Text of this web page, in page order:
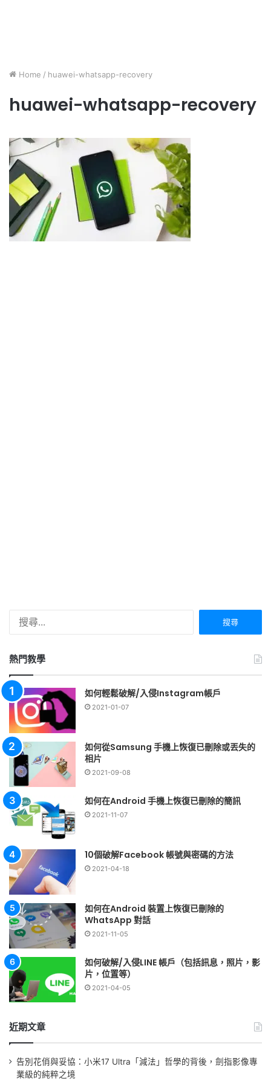
Home / huawei-whatsapp-recovery
huawei-whatsapp-recovery
熱門教學
如何輕鬆破解/入侵Instagram帳戶
2021-01-07
如何從Samsung 手機上恢復已刪除或丟失的
相片
2021-09-08
如何在Android 手機上恢復已刪除的簡訊
2021-11-07
10個破解Facebook 帳號與密碼的方法
2021-04-18
如何在Android 裝置上恢復已刪除的
WhatsApp 對話
2021-11-05
如何破解/入侵LINE 帳戶（包括訊息，照片，影
片，位置等）
2021-04-05
近期文章
告別花俏與妥協：小米17 Ultra「減法」哲學的背後，劍指影像專
業級的純粹之境